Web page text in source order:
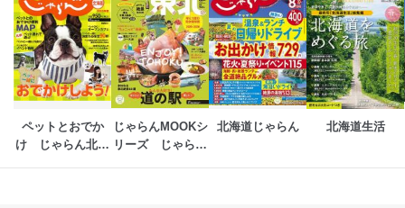
ペットとおでか
け　じゃらん北海
じゃらんMOOKシ
リーズ　じゃらん
北海道じゃらん 北海道生活